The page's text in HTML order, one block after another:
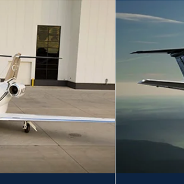
volo nel 2025